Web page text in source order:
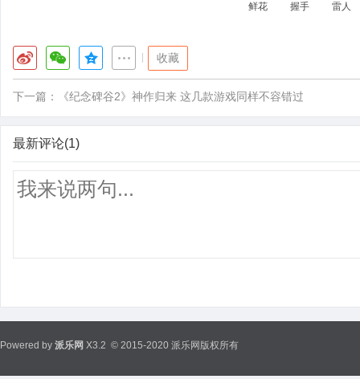
鲜花 握手 雷人
收藏
下一篇： 《纪念碑谷2》神作归来 这几款游戏同样不容错过
最新评论(1)
Powered by 派乐网 X3.2 © 2015-2020 派乐网版权所有